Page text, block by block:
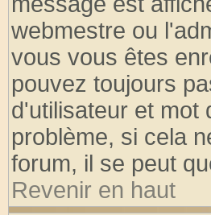
webmestre ou
vous vous êtes
pouvez toujours
d'utilisateur et mot
problème, si cela
forum, il se peut
Revenir en haut